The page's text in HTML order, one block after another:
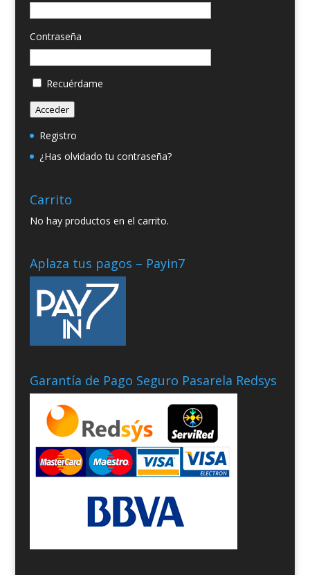
Contraseña
Recuérdame
Acceder
Registro
¿Has olvidado tu contraseña?
Carrito
No hay productos en el carrito.
Aplaza tus pagos – Payin7
Garantía de Pago Seguro Pasarela Redsys